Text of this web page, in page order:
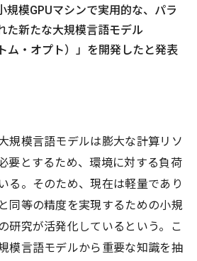
規模GPUマシンで実用的な、パラ
た新たな大規模言語モデル
ム・オプト）」を開発したと発表
規模言語モデルは膨大な計算リソ
要とするため、環境に対する負荷
る。そのため、現在は軽量であり
同等の精度を実現するための小規
研究が活発化しているという。こ
模言語モデルから重要な知識を抽